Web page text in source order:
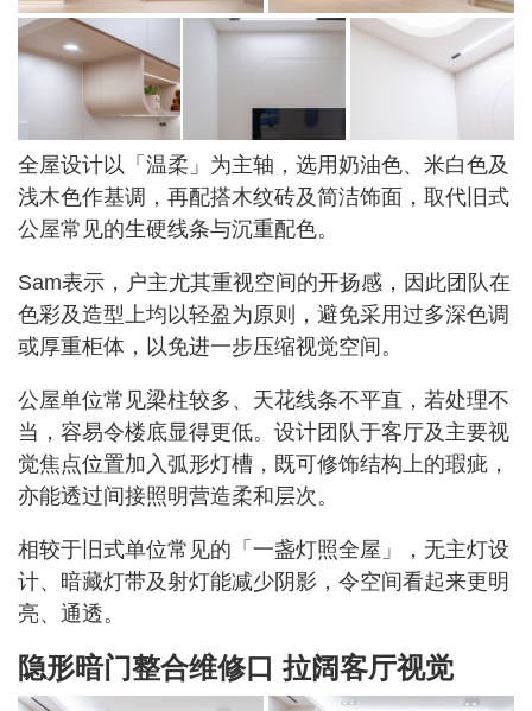
全屋设计以「温柔」为主轴，选用奶油色、米白色及
浅木色作基调，再配搭木纹砖及简洁饰面，取代旧式
公屋常见的生硬线条与沉重配色。
Sam表示，户主尤其重视空间的开扬感，因此团队在
色彩及造型上均以轻盈为原则，避免采用过多深色调
或厚重柜体，以免进一步压缩视觉空间。
公屋单位常见梁柱较多、天花线条不平直，若处理不
当，容易令楼底显得更低。设计团队于客厅及主要视
觉焦点位置加入弧形灯槽，既可修饰结构上的瑕疵，
亦能透过间接照明营造柔和层次。
相较于旧式单位常见的「一盏灯照全屋」，无主灯设
计、暗藏灯带及射灯能减少阴影，令空间看起来更明
亮、通透。
隐形暗门整合维修口 拉阔客厅视觉